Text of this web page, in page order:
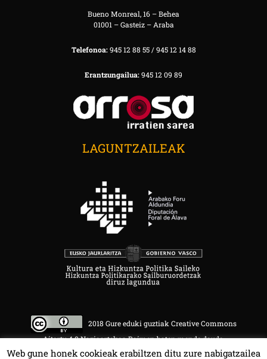
Bueno Monreal, 16 – Behea
01001 – Gasteiz – Araba
Telefonoa:945 12 88 55 / 945 12 14 88
Erantzungailua:945 12 09 89
LAGUNTZAILEAK
2018 Gure eduki guztiak Creative Commons
Aitortu 4.0 Nazioartekoa Baimen baten mende daude.
Web gune honek cookieak erabiltzen ditu zure nabigatzailea